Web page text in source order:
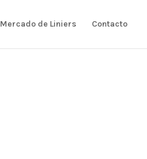
Mercado de Liniers Contacto